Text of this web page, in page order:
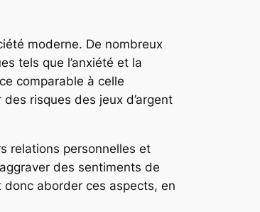
moderne. De nombreux
tels que l’anxiété et la
comparable à celle
risques des jeux d’argent
relations personnelles et
des sentiments de
aborder ces aspects, en